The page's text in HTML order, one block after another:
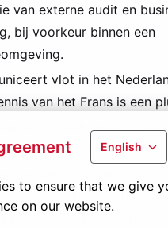
English
to ensure that we give
on our website.
van externe audit en
bij voorkeur binnen een
vlot in het
van het Frans is een
sterk en legt snel
en de business.
pragmatisch en
brengt grote hoeveelheden